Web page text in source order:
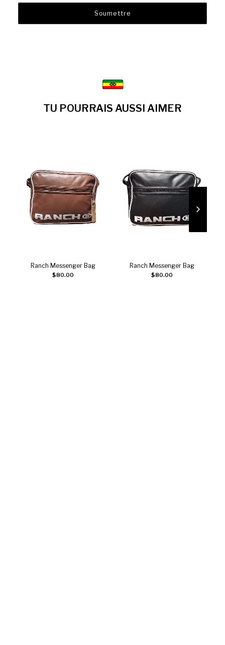
TU POURRAIS AUSSI AIMER
Choix des options
Ranch Messenger Bag
$80.00 Choix des options
Ranch Messenger Bag
$80.00